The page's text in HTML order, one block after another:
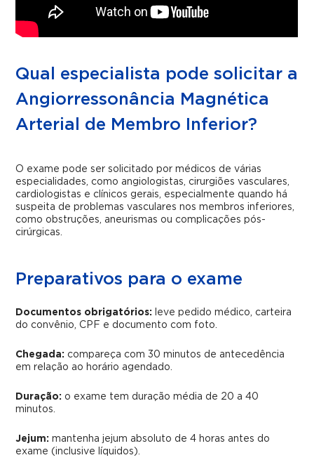
Qual especialista pode solicitar a
Angiorressonância Magnética
Arterial de Membro Inferior?
O exame pode ser solicitado por médicos de várias
especialidades, como angiologistas, cirurgiões vasculares,
cardiologistas e clínicos gerais, especialmente quando há
suspeita de problemas vasculares nos membros inferiores,
como obstruções, aneurismas ou complicações pós-
cirúrgicas.
Preparativos para o exame
Documentos obrigatórios:
leve pedido médico, carteira
do convênio, CPF e documento com foto.
Chegada: compareça com 30 minutos de antecedência
em relação ao horário agendado.
Duração: o exame tem duração média de 20 a 40
minutos.
Jejum: mantenha jejum absoluto de 4 horas antes do
exame (inclusive líquidos).